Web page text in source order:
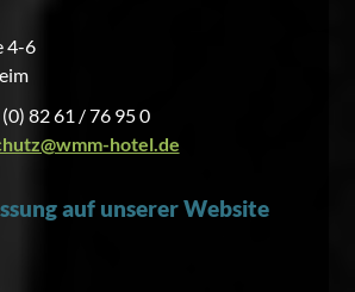
4-6
82 61 / 76 95 0
hotel.de
auf unserer Website